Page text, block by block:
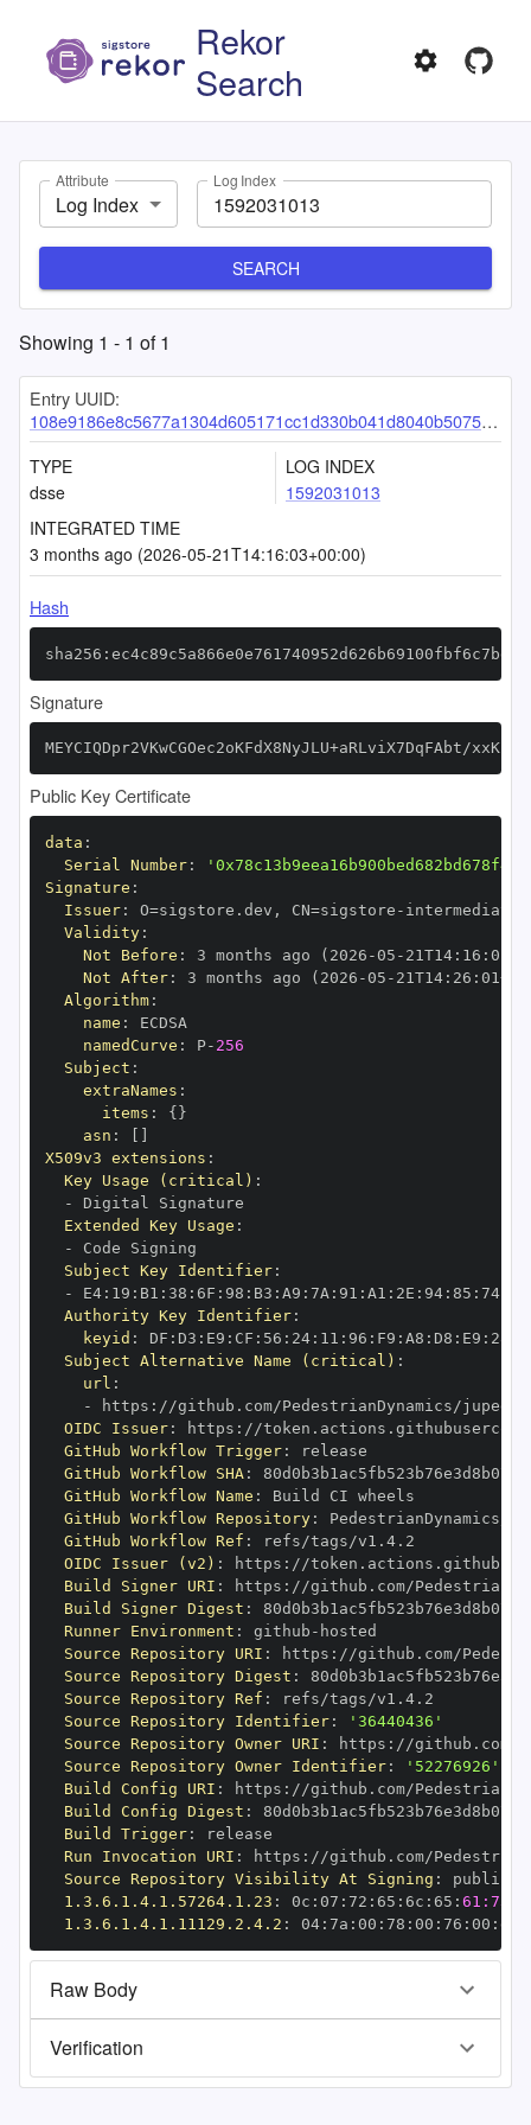
Rekor
Search
Attribute
Log Index
Log Index
SEARCH
Showing 1 - 1 of1
Entry UUID:
108e9186e8c5677a1304d605171cc1d330b041d8040b5075b776503aaea5f2456a01634dfbb1a170
TYPE
dsse
LOG INDEX
1592031013
INTEGRATED TIME
3 months ago (2026-05-21T14:16:03+00:00)
Hash
Signature
MEYCIQDpr2VKwCGOec2oKFdX8NyJLU+aRLviX7DqFAbt/
Public Key Certificate
data :
Serial Number:
Signature :
Issuer: O=sigstore.dev , CN=sigstore -
Validity:
Not Before : 3 months ago (2026 -05 - 21T14: 16 :
Not After: 3 months ago (2026 -05 - 21T14: 26 : 01+00
Algorithm:
name :
namedCurve : P- 256
Subject :
extraNames :
items : { }
asn :
X509v3 extensions :
Key Usage (critical) :
-
Extended Key Usage :
-
Subject Key Identifier:
-
E4: 19 : B1 : 38 : 6F : 98 : B3 : A9 : 7A : 91 : A1 : 2E : 94: 85 : 74:
Authority Key Identifier:
keyid : DF : D3 : E9 : CF : 56 : 24: 11 : 96 : F9 : A8 : D8 : E9 : 28
Subject Alternative Name (critical) :
url :
-
https :
OIDC Issuer: https :
GitHub Workflow Trigger:
GitHub Workflow SHA:
GitHub Workflow Name :
GitHub Workflow Repository:
GitHub Workflow Ref :
OIDC Issuer (v2) : https :
Build Signer URI : https :
Build Signer Digest :
Runner Environment : github -
Source Repository URI : https :
Source Repository Digest :
Source Repository Ref :
Source Repository Identifier:
'36440436'
Source Repository Owner URI : https :
Source Repository Owner Identifier:
'52276926'
Build Config URI : https :
Build Config Digest :
Build Trigger:
Run Invocation URI : https :
Source Repository Visibility At Signing :
1.3.6.1.4.1.57264.1.23 : 0c : 07 : 72 : 65 : 6c : 65 :
1.3.6.1.4.1.11129.2.4.2 : 04: 7a : 00 : 78 : 00 : 76 : 00 : dd
Raw Body
Verification